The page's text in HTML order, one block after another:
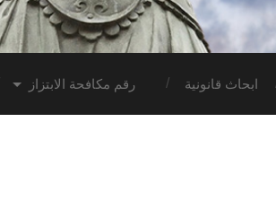
ابحاث قانونية رقم مكافحة الابتزاز